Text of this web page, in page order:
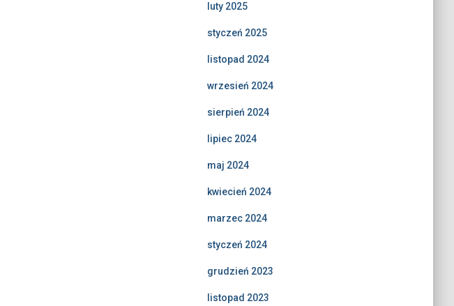
luty 2025
styczeń 2025
listopad 2024
wrzesień 2024
sierpień 2024
lipiec 2024
maj 2024
kwiecień 2024
marzec 2024
styczeń 2024
grudzień 2023
listopad 2023